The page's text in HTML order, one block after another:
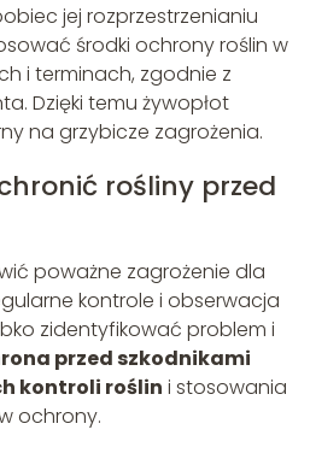
jej rozprzestrzenianiu
środki ochrony roślin w
i terminach, zgodnie z
Dzięki temu żywopłot
na grzybicze zagrożenia.
rośliny przed
poważne zagrożenie dla
kontrole i obserwacja
zidentyfikować problem i
przed szkodnikami
kontroli roślin i stosowania
ochrony.